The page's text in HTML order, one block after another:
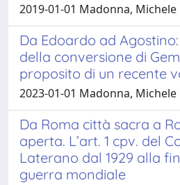
2019-01-01 Madonna, Michele
Da Edoardo ad Agostino:
della conversione di
proposito di un recente
2023-01-01 Madonna, Michele
Da Roma città sacra a
aperta. L’art. 1 cpv. del
Laterano dal 1929 alla
guerra mondiale